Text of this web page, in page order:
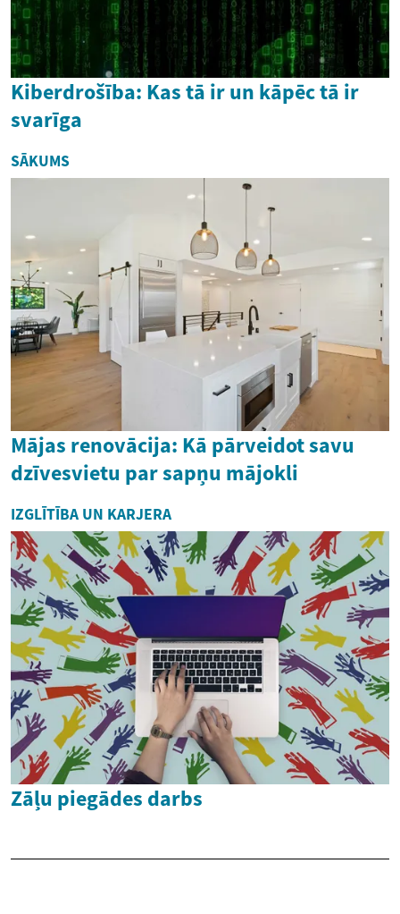
Kiberdrošība: Kas tā ir un kāpēc tā ir
svarīga
SĀKUMS
Mājas renovācija: Kā pārveidot savu
dzīvesvietu par sapņu mājokli
IZGLĪTĪBA UN KARJERA
Zāļu piegādes darbs